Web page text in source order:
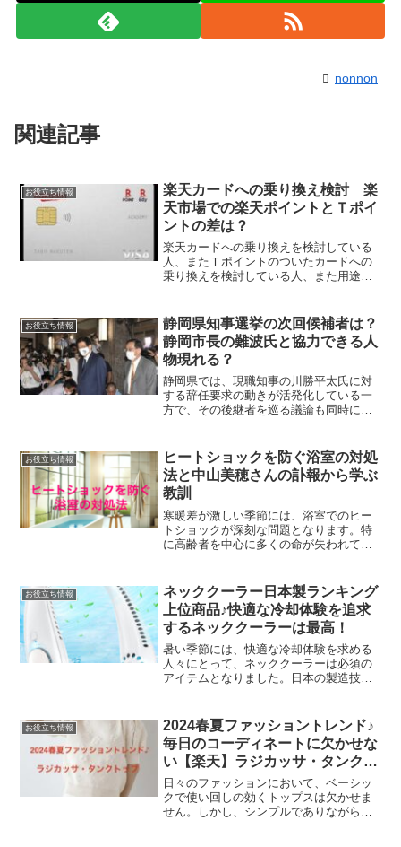
nonnon
関連記事
お役立ち情報
楽天カードへの乗り換え検討 楽
天市場での楽天ポイントとＴポイ
ントの差は？
楽天カードへの乗り換えを検討している
人、またＴポイントのついたカードへの
乗り換えを検討している人、また用途別
ードのメリット・デメリットも気にな
り、楽天市場で買い物した時...
お役立ち情報
静岡県知事選挙の次回候補者は？
静岡市長の難波氏と協力できる人
物現れる？
静岡県では、現職知事の川勝平太氏に対
する辞任要求の動きが活発化している一
方で、その後継者を巡る議論も同時に進
いますが、野党側には彼に匹敵する強力
な候補が不在の状況です。...
お役立ち情報
ヒートショックを防ぐ浴室の対処
法と中山美穂さんの訃報から学ぶ
教訓
寒暖差が激しい季節には、浴室でのヒー
トショックが深刻な問題となります。特
に高齢者を中心に多くの命が失われてい
があり、多くのファンや関係者に衝撃を
与えました。この場を借り...
お役立ち情報
ネッククーラー日本製ランキング
上位商品♪快適な冷却体験を追求
するネッククーラーは最高！
暑い季節には、快適な冷却体験を求める
人々にとって、ネッククーラーは必須の
アイテムとなりました。日本の製造技術
な装着感で多くのファンを魅了していま
す。今回は、日本製ネック...
お役立ち情報
2024春夏ファッショントレンド♪
毎日のコーディネートに欠かせな
い【楽天】ラジカッサ・タンクト
ップ
日々のファッションにおいて、ベーシッ
クで使い回しの効くトップスは欠かせま
せん。しかし、シンプルでありながらお